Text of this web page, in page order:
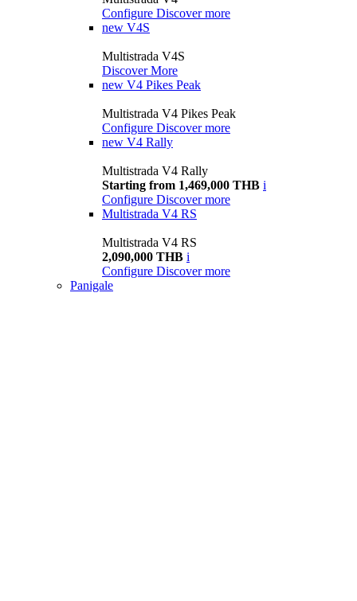
Configure Discover more
new V4S
Multistrada V4S
Discover More
new V4 Pikes Peak
Multistrada V4 Pikes Peak
Configure Discover more
new V4 Rally
Multistrada V4 Rally
Starting from 1,469,000 THB i
Configure Discover more
Multistrada V4 RS
Multistrada V4 RS
2,090,000 THB i
Configure Discover more
Panigale